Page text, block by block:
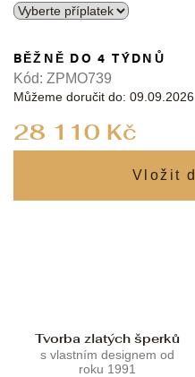
28 110 Kč
BĚŽNĚ DO 4 TÝDNŮ
Můžeme doručit do: 09.09.2026
Kód: ZPMO739
Tvorba zlatých šperků
s vlastním designem od
roku 1991